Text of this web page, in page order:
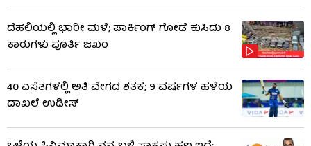
ದೆಹಲಿಯಲ್ಲಿ ಭಾರೀ ಮಳೆ; ಪಾರ್ಕಿಂಗ್ ಗೋಡೆ ಕುಸಿದು 8
ಕಾರುಗಳು ಪೂರ್ತಿ ಜಖಂ
40 ಎಸೆತಗಳಲ್ಲಿ ಅತಿ ವೇಗದ ಶತಕ; 9 ವರ್ಷಗಳ ಹಳೆಯ
ದಾಖಲೆ ಉಡೀಸ್